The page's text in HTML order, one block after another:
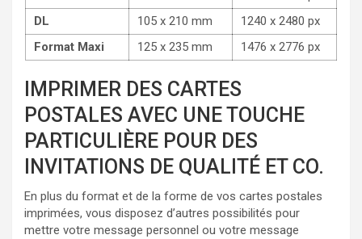
DL
105 x 210 mm
1240 x 2480 px
Format Maxi
125 x 235 mm 1476 x 2776 px
IMPRIMER DES CARTES
POSTALES AVEC UNE TOUCHE
PARTICULIÈRE POUR DES
INVITATIONS DE QUALITÉ ET CO.
En plus du format et de la forme de vos cartes postales
imprimées, vous disposez d’autres possibilités pour
mettre votre message personnel ou votre message